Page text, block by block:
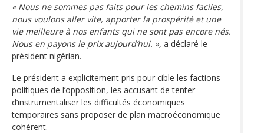
« Nous ne sommes pas faits pour les chemins faciles,
nous voulons aller vite, apporter la prospérité et une
vie meilleure à nos enfants qui ne sont pas encore nés.
Nous en payons le prix aujourd’hui. », a déclaré le
président nigérian.
Le président a explicitement pris pour cible les factions
politiques de l’opposition, les accusant de tenter
d’instrumentaliser les difficultés économiques
temporaires sans proposer de plan macroéconomique
cohérent.